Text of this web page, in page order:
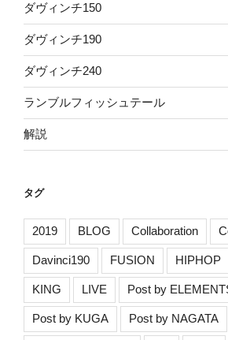
ダヴィンチ150
ダヴィンチ190
ダヴィンチ240
ランブルフィッシュテール
解説
タグ
2019 BLOG Collaboration
Davinci190 FUSION HIPHOP
KING LIVE Post by
Post by KUGA Post by NAGATA